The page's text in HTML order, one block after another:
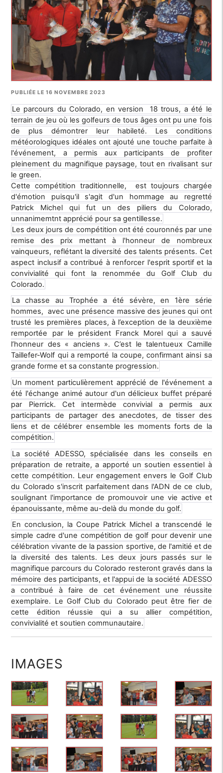
PUBLIÉE LE 16 NOVEMBRE 2023
Le parcours du Colorado, en version 18 trous, a été le
terrain de jeu où les golfeurs de tous âges ont pu une fois
de plus démontrer leur habileté. Les conditions
météorologiques idéales ont ajouté une touche parfaite à
l'événement, a permis aux participants de profiter
pleinement du magnifique paysage, tout en rivalisant sur
le green.
Cette compétition traditionnelle, est toujours chargée
d'émotion puisqu'il s'agit d'un hommage au regretté
Patrick Michel qui fut un des piliers du Colorado,
unnanimemtnt apprécié pour sa gentillesse.
Les deux jours de compétition ont été couronnés par une
remise des prix mettant à l'honneur de nombreux
vainqueurs, reflétant la diversité des talents présents. Cet
aspect inclusif a contribué à renforcer l'esprit sportif et la
convivialité qui font la renommée du Golf Club du
Colorado.
La chasse au Trophée a été sévère, en 1ère série
hommes, avec une présence massive des jeunes qui ont
trusté les premières places, à l’exception de la deuxième
remportée par le président Franck Morel qui a sauvé
l’honneur des « anciens ». C’est le talentueux Camille
Taillefer-Wolf qui a remporté la coupe, confirmant ainsi sa
grande forme et sa constante progression.
Un moment particulièrement apprécié de l'événement a
été l'échange animé autour d'un délicieux buffet préparé
par Pierrick. Cet intermède convivial a permis aux
participants de partager des anecdotes, de tisser des
liens et de célébrer ensemble les moments forts de la
compétition.
La société ADESSO, spécialisée dans les conseils en
préparation de retraite, a apporté un soutien essentiel à
cette compétition. Leur engagement envers le Golf Club
du Colorado s'inscrit parfaitement dans l'ADN de ce club,
soulignant l'importance de promouvoir une vie active et
épanouissante, même au-delà du monde du golf.
En conclusion, la Coupe Patrick Michel a transcendé le
simple cadre d'une compétition de golf pour devenir une
célébration vivante de la passion sportive, de l'amitié et de
la diversité des talents. Les deux jours passés sur le
magnifique parcours du Colorado resteront gravés dans la
mémoire des participants, et l'appui de la société ADESSO
a contribué à faire de cet événement une réussite
exemplaire. Le Golf Club du Colorado peut être fier de
cette édition réussie qui a su allier compétition,
convivialité et soutien communautaire.
IMAGES